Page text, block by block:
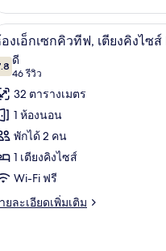
คิง
ส์
ยง
ว
ง
ยง
ส์
เตียง
นป้องกันสารก่อภูมิแพ้, ผ้านวมขนเ
ด
พถ่าย
หมด
ง
อง
ก
ก
ห้
9
งเอ็กเซกคิวทีฟ, เตียงคิงไซส์
7.8 จาก 10
ดี
46 รีวิว
(46
รีวิว)
32 ตารางเมตร
1 ห้องนอน
พักได้ 2 คน
1 เตียงคิงไซส์
Wi-Fi ฟรี
ยละเอียดเพิ่มเติม
ย